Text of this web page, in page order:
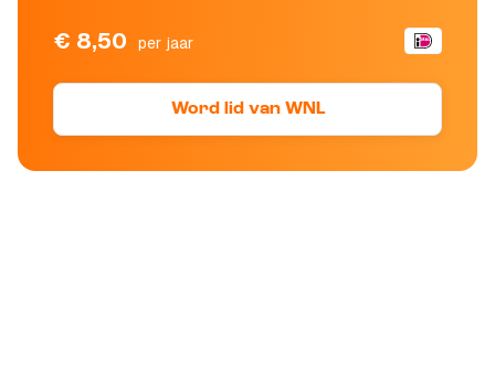
€ 8,50 per jaar
Word lid van WNL